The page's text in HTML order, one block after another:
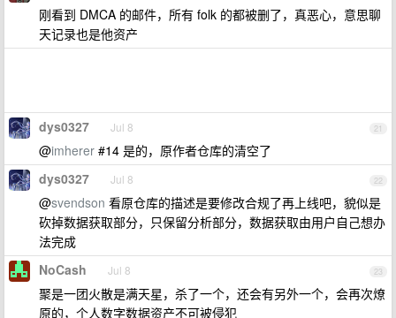
刚看到 DMCA 的邮件，所有 folk 的都被删了，真恶心，意思聊
天记录也是他资产
21
dys0327 Jul 8
@imherer #14 是的，原作者仓库的清空了
22
dys0327 Jul 8
@svendson 看原仓库的描述是要修改合规了再上线吧，貌似是
砍掉数据获取部分，只保留分析部分，数据获取由用户自己想办
法完成
23
NoCash Jul 8
聚是一团火散是满天星，杀了一个，还会有另外一个，会再次燎
原的，个人数字数据资产不可被侵犯